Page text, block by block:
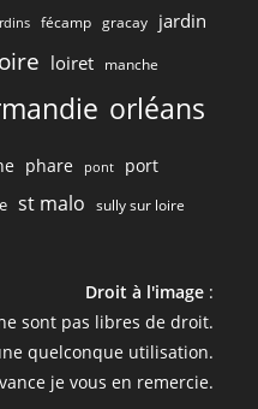
fécamp gracay jardin
loiret manche
orléans
phare pont port
st malo sully sur loire
Droit à l'image:
sont pas libres de droit.
quelconque utilisation.
je vous en remercie.